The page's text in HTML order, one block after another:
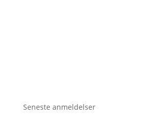
Seneste anmeldelser